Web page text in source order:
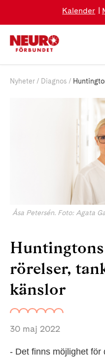
Kalender
Nyheter Diagnos
Åsa Petersén. Foto: Agata
rörelser,
känslor
30 maj 2022
- Det finns möjlighet för